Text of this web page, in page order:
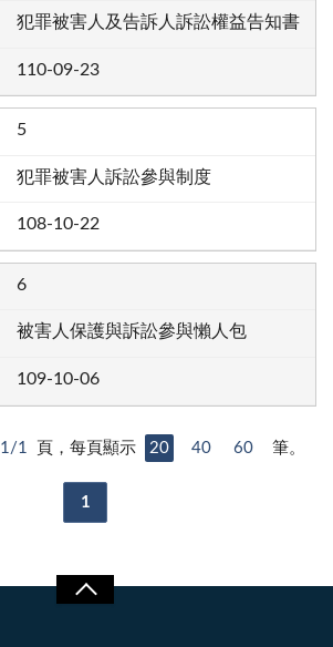
犯罪被害人及告訴人訴訟權益告知書
110-09-23
5
犯罪被害人訴訟參與制度
108-10-22
6
被害人保護與訴訟參與懶人包
109-10-06
1/1 頁，每頁顯示 20 40 60 筆。
1